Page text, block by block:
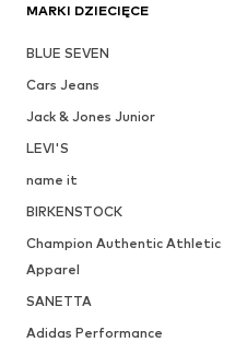
MARKI DZIECIĘCE
BLUE SEVEN
Cars Jeans
Jack & Jones Junior
LEVI'S
name it
BIRKENSTOCK
Champion Authentic Athletic
Apparel
SANETTA
Adidas Performance